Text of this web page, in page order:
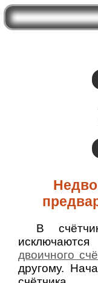
В
двоичного
другому.